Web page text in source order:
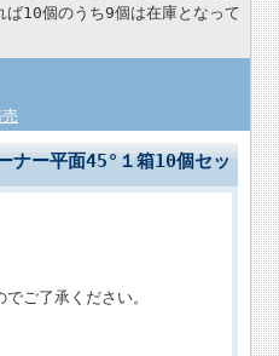
10個のうち9個は在庫となって
ー平面45°１箱10個セッ
ご了承ください。